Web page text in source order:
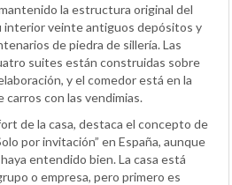
la estructura original del
interior veinte antiguos depósitos y
de piedra de sillería. Las
suites están construidas sobre
y el comedor está en la
carros con las vendimias.
de la casa, destaca el concepto de
por invitación” en España, aunque
entendido bien. La casa está
o empresa, pero primero es